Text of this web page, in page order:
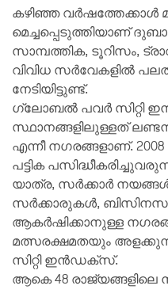
കഴിഞ്ഞ വര്‍ഷത്തേക്കാള്‍
മെച്ചപ്പെടുത്തിയാണ്
സാമ്പത്തിക, ടൂറിസം,
വിവിധ സര്‍വേകളില്‍
നേടിയിട്ടുണ്ട്.
ഗ്ലോബല്‍ പവര്‍ സിറ്റി
സ്ഥാനങ്ങളിലുള്ളത്
എന്നീ നഗരങ്ങളാണ്.
പട്ടിക
യാത്ര, സര്‍ക്കാര്‍
സര്‍ക്കാരുകള്‍,
ആകര്‍ഷിക്കാനുള്ള
മത്സരക്ഷമതയും
സിറ്റി ഇന്‍ഡക്‌സ്.
ആകെ 48 രാജ്യങ്ങളിലെ